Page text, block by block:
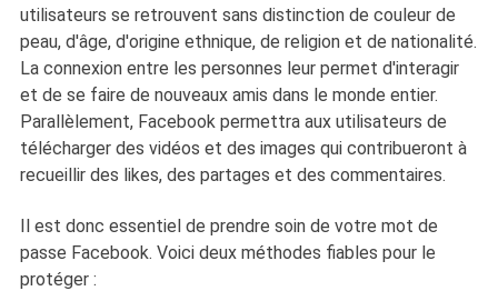
utilisateurs se retrouvent sans distinction de couleur de
peau, d'âge, d'origine ethnique, de religion et de nationalité.
La connexion entre les personnes leur permet d'interagir
et de se faire de nouveaux amis dans le monde entier.
Parallèlement, Facebook permettra aux utilisateurs de
télécharger des vidéos et des images qui contribueront à
recueillir des likes, des partages et des commentaires.
Il est donc essentiel de prendre soin de votre mot de
passe Facebook. Voici deux méthodes fiables pour le
protéger :